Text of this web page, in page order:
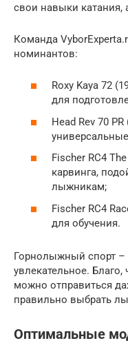
свои навыки катания,
Команда
номинантов:
Roxy Kaya 72
для
Head Rev 70
Fischer RC4
карвинга,
лыжникам;
Fischer RС4
для обучения.
Горнолыжный спорт –
увлекательное.
можно отправиться
правильно выбрать
Оптимальные